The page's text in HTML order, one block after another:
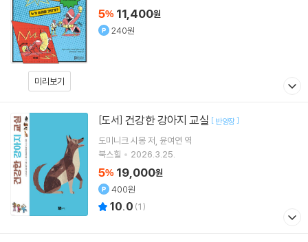
미리보기
5% 11,400원
240원
[도서] 건강한 강아지 교실 [ 반양장]
도미니크 시몽저 윤여연 역
북스힐
2026.3.25.
5% 19,000원
400원
10.0 (1)